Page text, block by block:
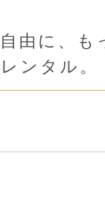
由に、も
ンタル。